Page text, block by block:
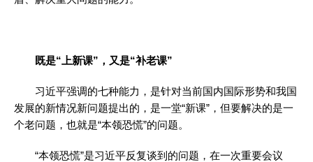
既是“上新课”，又是“补老课”
习近平强调的七种能力，是针对当前国内国际形势和我国
发展的新情况新问题提出的，是一堂“新课”，但要解决的是一
个老问题，也就是“本领恐慌”的问题。
“本领恐慌”是习近平反复谈到的问题，在一次重要会议